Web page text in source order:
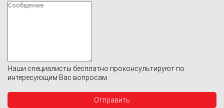
Наши специалисты бесплатно проконсультируют по
интересующим Вас вопросам.